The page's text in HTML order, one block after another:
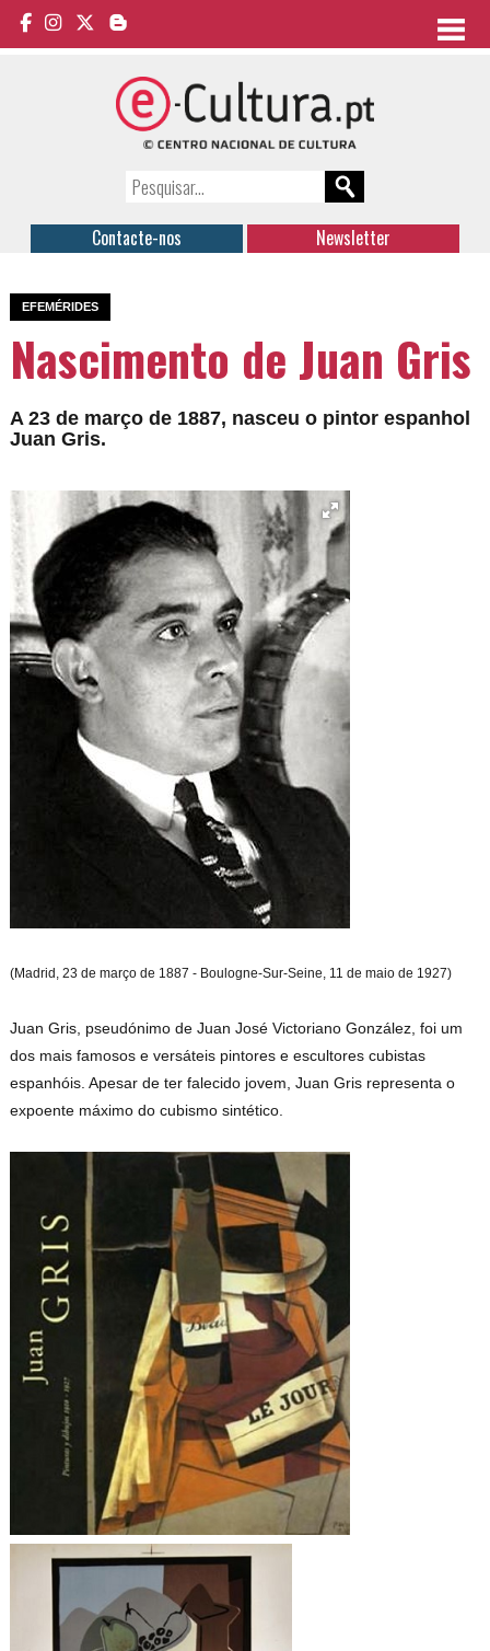
Contacte-nos Newsletter
EFEMÉRIDES
Nascimento de Juan Gris
A 23 de março de 1887, nasceu o pintor espanhol
Juan Gris.
(Madrid, 23 de março de 1887 - Boulogne-Sur-Seine, 11 de maio de 1927)
Juan Gris, pseudónimo de Juan José Victoriano González, foi um
dos mais famosos e versáteis pintores e escultores cubistas
espanhóis. Apesar de ter falecido jovem, Juan Gris representa o
expoente máximo do cubismo sintético.